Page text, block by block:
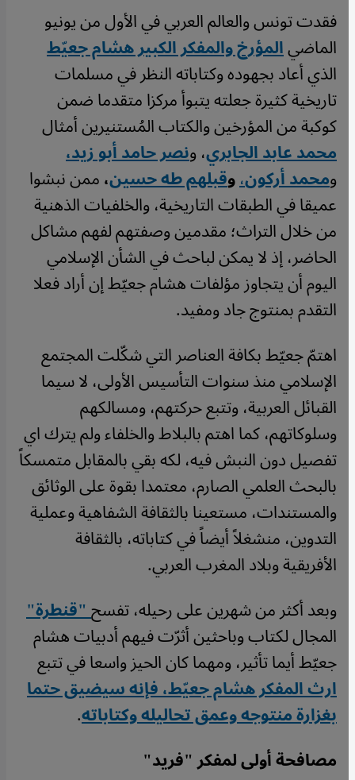
فقدت تونس والعالم العربي في الأول من يونيو
الماضيالمؤرخ والمفكر الكبير هشام جعيّط
الذي أعاد بجهوده وكتاباته النظر في مسلمات
تاريخية كثيرة جعلته يتبوأ مركزا متقدما ضمن
كوكبة من المؤرخين والكتاب المُستنيرين أمثال
محمد عابد الجابري، ونصر حامد أبو زيد،
ومحمد أركون،وقبلهم طه حسين،ممن نبشوا
عميقا في الطبقات التاريخية، والخلفيات الذهنية
من خلال التراث؛ مقدمين وصفتهم لفهم مشاكل
الحاضر، إذ لا يمكن لباحث في الشأن الإسلامي
اليوم أن يتجاوز مؤلفات هشام جعيّط إن أراد فعلا
التقدم بمنتوج جاد ومفيد.
اهتمّ جعيّط بكافة العناصر التي شكّلت المجتمع
الإسلامي منذ سنوات التأسيس الأولى، لا سيما
القبائل العربية، وتتبع حركتهم، ومسالكهم
وسلوكاتهم، كما اهتم بالبلاط والخلفاء ولم يترك اي
تفصيل دون النبش فيه، لكه بقي بالمقابل متمسكاً
بالبحث العلمي الصارم، معتمدا بقوة على الوثائق
والمستندات، مستعينا بالثقافة الشفاهية وعملية
التدوين، منشغلاً أيضاً في كتاباته، بالثقافة
الأفريقية وبلاد المغرب العربي.
وبعد أكثر من شهرين على رحيله، تفسح"قنطرة"
المجال لكتاب وباحثين أثرّت فيهم أدبيات هشام
جعيّط أيما تأثير، ومهما كان الحيز واسعا في تتبع
ارث المفكر هشام جعيّط، فإنه سيضيق حتما
بغزارة منتوجه وعمق تحاليله وكتاباته.
مصافحة أولى لمفكر "فريد"